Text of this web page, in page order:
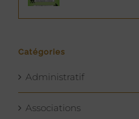
Catégories
Administratif
Associations